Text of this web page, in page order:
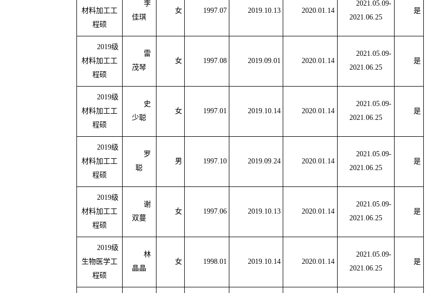
材料加工工
程硕
李
佳琪
女 1997.07 2019.10.13 2020.01.14
2021.05.09-
2021.06.25
是
2019级
材料加工工
程硕
雷
茂琴
女 1997.08 2019.09.01 2020.01.14
2021.05.09-
2021.06.25
是
2019级
材料加工工
程硕
史
少聪
女 1997.01 2019.10.14 2020.01.14
2021.05.09-
2021.06.25
是
2019级
材料加工工
程硕
罗
聪
男 1997.10 2019.09.24 2020.01.14
2021.05.09-
2021.06.25
是
2019级
材料加工工
程硕
谢
双蔓
女 1997.06 2019.10.13 2020.01.14
2021.05.09-
2021.06.25
是
2019级
生物医学工
程硕
林
晶晶
女 1998.01 2019.10.14 2020.01.14
2021.05.09-
2021.06.25
是